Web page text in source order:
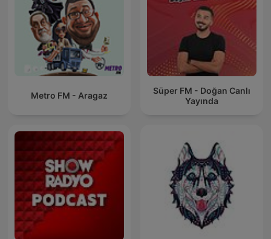
Metro FM - Aragaz
Süper FM - Doğan Canlı
Yayında